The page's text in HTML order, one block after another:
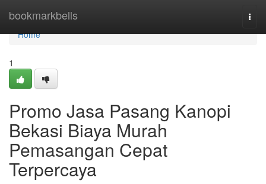
bookmarkbells
Home
Home
1
Promo Jasa Pasang Kanopi
Bekasi Biaya Murah
Pemasangan Cepat
Terpercaya